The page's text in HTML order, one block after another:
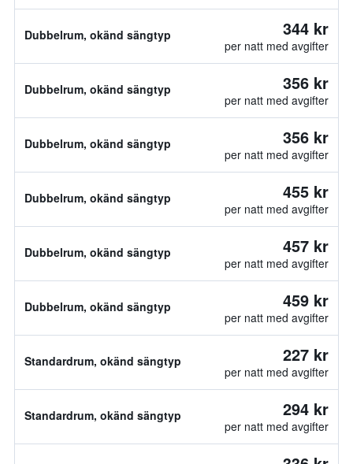
Dubbelrum, okänd sängtyp 344 kr
per natt med avgifter
Dubbelrum, okänd sängtyp 356 kr
per natt med avgifter
Dubbelrum, okänd sängtyp 356 kr
per natt med avgifter
Dubbelrum, okänd sängtyp 455 kr
per natt med avgifter
Dubbelrum, okänd sängtyp 457 kr
per natt med avgifter
Dubbelrum, okänd sängtyp 459 kr
per natt med avgifter
Standardrum, okänd sängtyp 227 kr
per natt med avgifter
Standardrum, okänd sängtyp 294 kr
per natt med avgifter